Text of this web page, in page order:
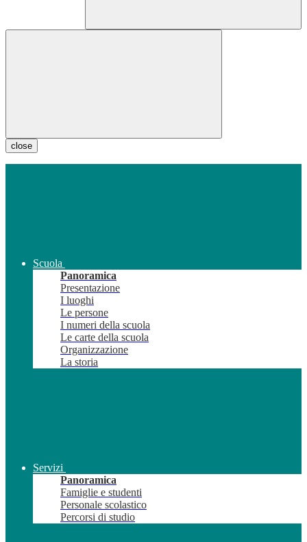
close
Scuola
Panoramica
Presentazione
I luoghi
Le persone
I numeri della scuola
Le carte della scuola
Organizzazione
La storia
Servizi
Panoramica
Famiglie e studenti
Personale scolastico
Percorsi di studio